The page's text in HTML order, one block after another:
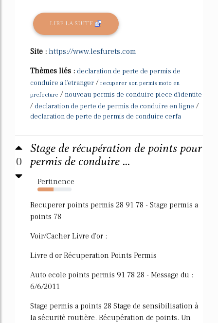
LIRE LA SUITE
Site : https://www.lesfurets.com
Thèmes liés : declaration de perte de permis de
conduire a l'etranger / recuperer son permis moto en
prefecture / nouveau permis de conduire piece d'identite
/ declaration de perte de permis de conduire en ligne /
declaration de perte de permis de conduire cerfa
0
Stage de récupération de points pour
permis de conduire ...
Pertinence
47%
Recuperer points permis 28 91 78 - Stage permis a
points 78
Voir/Cacher Livre d'or :
Livre d or Récuperation Points Permis
Auto ecole points permis 91 78 28 - Message du :
6/6/2011
Stage permis a points 28 Stage de sensibilisation à
la sécurité routière. Récupération de points. Un